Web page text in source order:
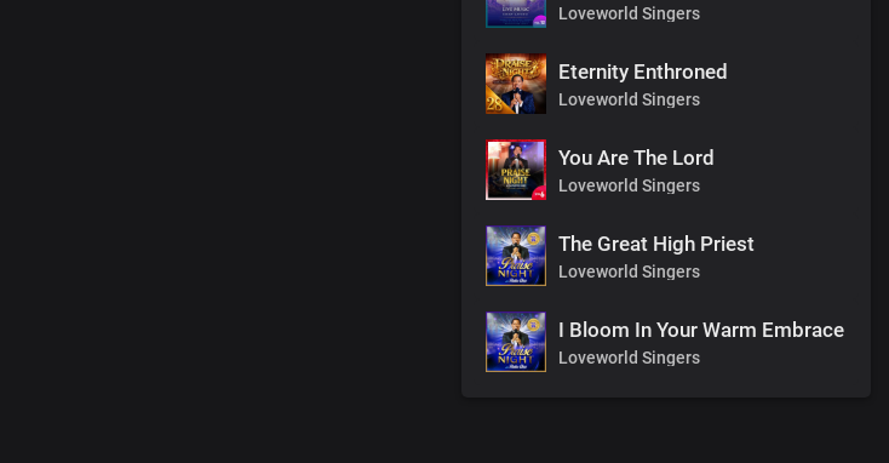
Loveworld Singers
Eternity Enthroned
Loveworld Singers
You Are The Lord
Loveworld Singers
The Great High Priest
Loveworld Singers
I Bloom In Your Warm Embrace
Loveworld Singers